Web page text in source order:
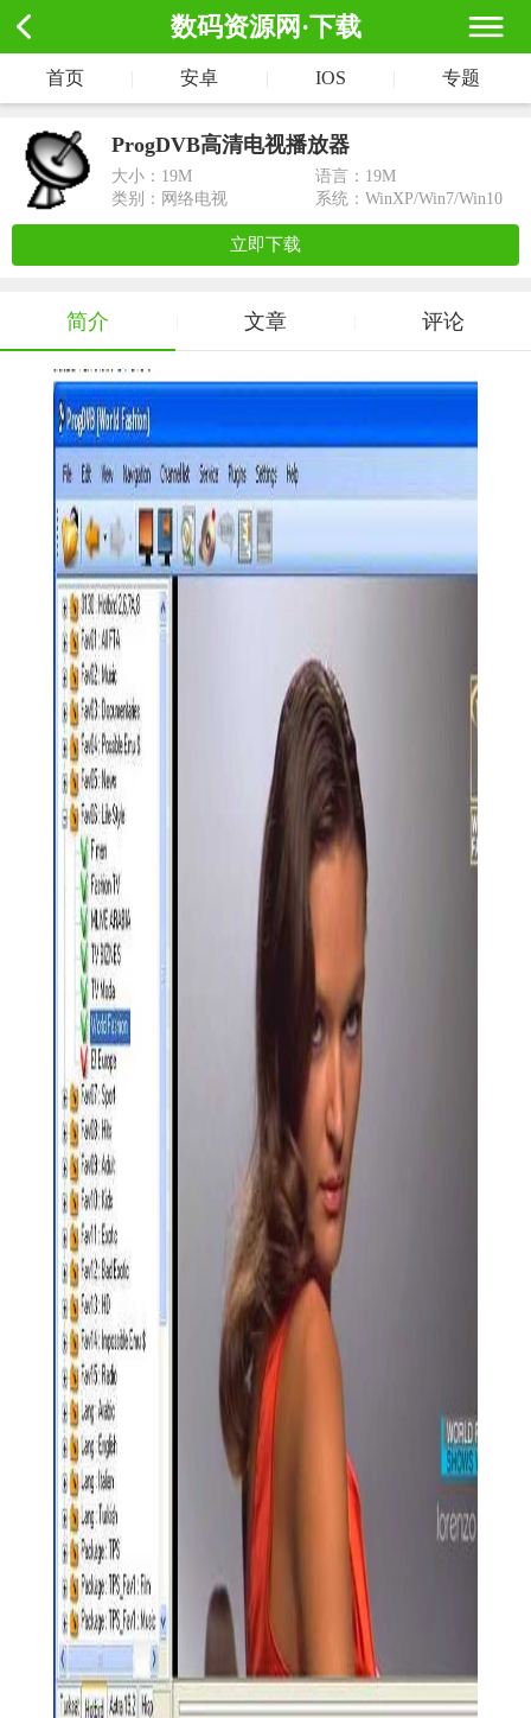
数码资源网·下载
首页 安卓 IOS 专题
ProgDVB高清电视播放器
大小： 19M
语言：19M
类别：网络电视
系统：WinXP/Win7/Win10
立即下载
简介 文章 评论